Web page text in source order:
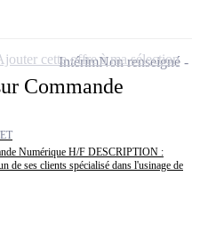
Commande
Numérique H/F DESCRIPTION :
de ses clients spécialisé dans l'usinage de
IntérimNon renseigné
cette offre à ma sélection